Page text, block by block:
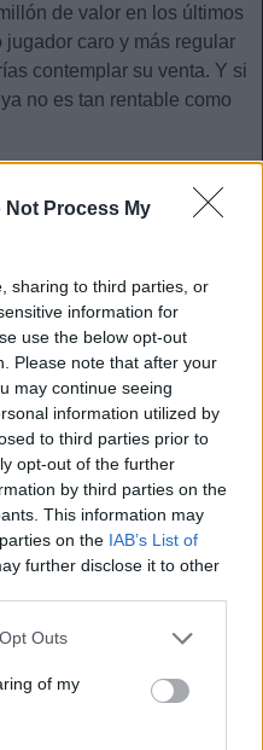
Not Process My
sharing to third parties, or
information for
use the below opt-out
Please note that after your
may continue seeing
information utilized by
to third parties prior to
opt-out of the further
by third parties on the
This information may
on the IAB’s List of
further disclose it to other
uses one or more Google
You may click to
and its third-party tags to
purposes in below Google
Outs
of my
de valor en los últimos
caro y más regular
contemplar su venta. Y si
no es tan rentable como
¡Y todo ello pese a
un valor de mercado que no
los 3 millones de euros! ¡A
antes de que revaloricen!
5.870.000)
su último percance físico,
en el Real Madrid. No
Sociedad y lleva sin
adelantarle en la
de bajar desde septiembre